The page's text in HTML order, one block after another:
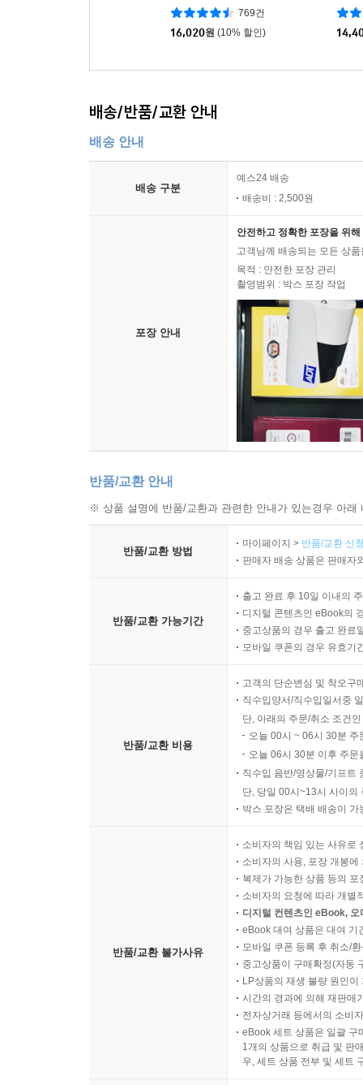
769건
16,020원 (10% 할인)
배송/반품/교환 안내
배송 안내
배송 구분
예스24 배송
배송비 : 2,500원
포장 안내
안전하고 정확한 포장을 위
고객님께 배송되는 모든 상
목적 : 안전한 포장 관리
촬영범위 : 박스 포장 작업
반품/교환 안내
※ 상품 설명에 반품/교환과 관련한 안내가 있는경우 아
반품/교환 방법
마이페이지 > 반품/교환 신
판매자 배송 상품은 판매자
반품/교환 가능기간
출고 완료 후 10일 이내의
디지털 콘텐츠인 eBook의
중고상품의 경우 출고 완료
모바일 쿠폰의 경우 유효기
반품/교환 비용
고객의 단순변심 및 착오구
직수입양서/직수입일서중
단, 아래의 주문/취소 조건
오늘 00시 ~ 06시 30분
오늘 06시 30분 이후 주
직수입 음반/영상물/기프트
단, 당일 00시~13시 사이의
박스 포장은 택배 배송이
반품/교환 불가사유
소비자의 책임 있는 사유로
소비자의 사용, 포장 개봉
복제가 가능한 상품 등의
소비자의 요청에 따라 개별
디지털 컨텐츠인 eBook,
eBook 대여 상품은 대여 기
모바일 쿠폰 등록 후 취소/
중고상품이 구매확정(자동
LP상품의 재생 불량 원인
시간의 경과에 의해 재판매
전자상거래 등에서의 소비
eBook 세트 상품은 일괄 구
1개의 상품으로 취급 및 판
우, 세트 상품 전부 및 세트